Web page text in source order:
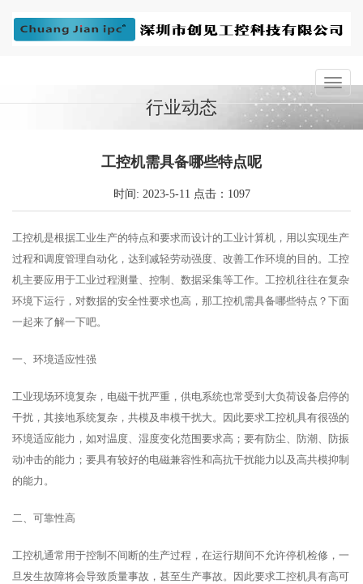
行业动态
工控机需具备哪些特点呢
时间: 2023-5-11 点击：1097
工控机是根据工业生产的特点和要求而设计的工业计算机，用以实现生产
过程和调度管理自动化，达到减轻劳动强度、改善工作环境的目的。工控
机主要应用于工业过程测量、控制、数据采集等工作。工控机往往在复杂
环境下运行，对数据的安全性要求也高，那工控机需具备哪些特点？下面
一起来了解一下吧。
一、环境适应性强
工业现场环境复杂，电磁干扰严重，供电系统也常受到大负荷设备启停的
干扰，其接地系统复杂，共模及串模干扰大。因此要求工控机具有很强的
环境适应能力，如对温度、湿度变化范围要求高；要有防尘、防潮、防振
动冲击的能力；要具有较好的电磁兼容性和高抗干扰能力以及高共模抑制
的能力。
二、可靠性高
工控机通常用于控制不间断的生产过程，在运行期间不允许停机检修，一
旦发生故障将会导致质量事故，甚至生产事故。因此要求工控机具有高可